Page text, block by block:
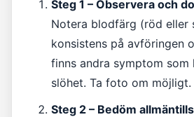
Steg 1 – Observera och
Notera blodfärg (röd eller
konsistens på avföringen
finns andra symptom som
slöhet. Ta foto om möjligt.
Steg 2 – Bedöm